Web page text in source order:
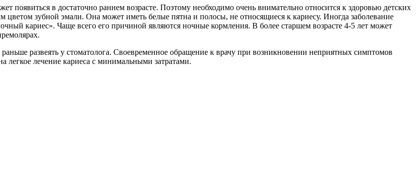
появиться в достаточно раннем возрасте. Поэтому необходимо очень внимательно относится к здоровью детских
цветом зубной эмали. Она может иметь белые пятна и полосы, не относящиеся к кариесу. Иногда заболевание
кариес». Чаще всего его причиной являются ночные кормления. В более старшем возрасте 4-5 лет может
развеять у стоматолога. Своевременное обращение к врачу при возникновении неприятных симптомов
легкое лечение кариеса с минимальными затратами.